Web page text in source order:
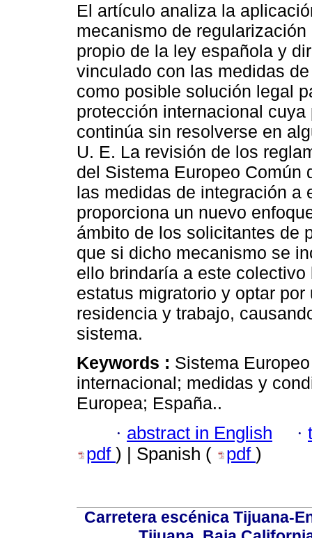
El artículo analiza la
mecanismo de
propio de la ley española y
vinculado con las medidas
como posible solución legal
protección internacional
continúa sin resolverse en
U. E. La revisión de los
del Sistema Europeo Común
las medidas de integración a
proporciona un nuevo
ámbito de los solicitantes de
que si dicho mecanismo se
ello brindaría a este
estatus migratorio y optar
residencia y trabajo,
sistema.
Keywords : Sistema
internacional; medidas y
Europea; España..
· abstract in English ·
pdf ) | Spanish ( pdf )
Carretera escénica Tijuana-